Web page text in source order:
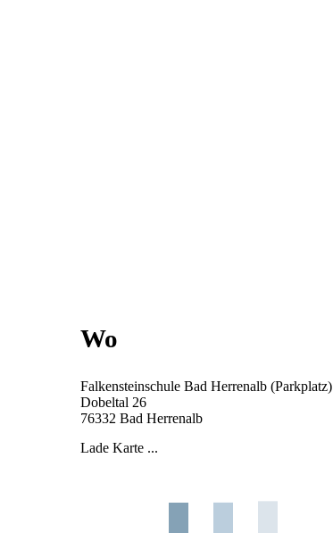
Wo
Falkensteinschule Bad Herrenalb (Parkplatz)
Dobeltal 26
76332 Bad Herrenalb
Lade Karte ...